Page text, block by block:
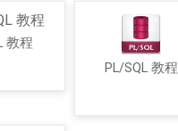
教程
PL/SQL 教程